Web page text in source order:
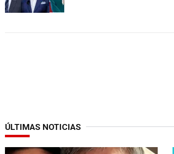
ÚLTIMAS NOTICIAS